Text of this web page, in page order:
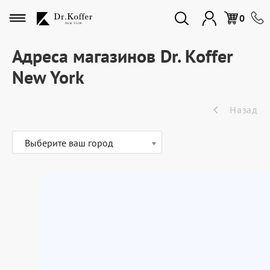
0
Избранное
Дорожная коллекция
Женская коллекция
Адреса магазинов Dr. Koffer
New York
Назад
Выберите ваш город